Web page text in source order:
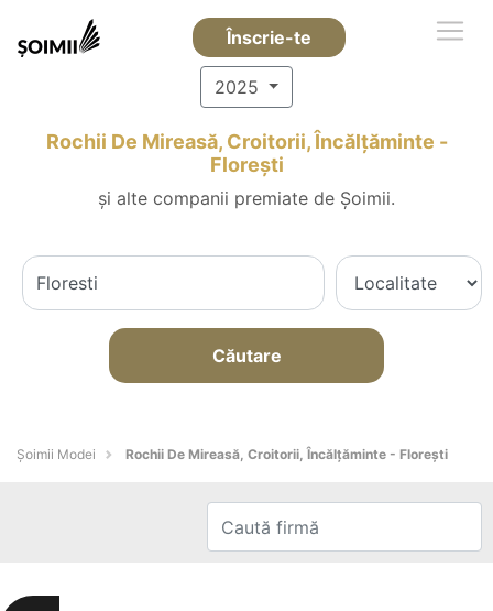
Înscrie-te
2025
Rochii De Mireasă, Croitorii, Încălțăminte -
Floreşti
și alte companii premiate de Șoimii.
Căutare
Șoimii Modei Rochii De Mireasă, Croitorii, Încălțăminte - Floreşti